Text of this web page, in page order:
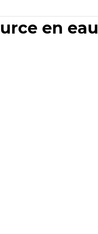
en eau